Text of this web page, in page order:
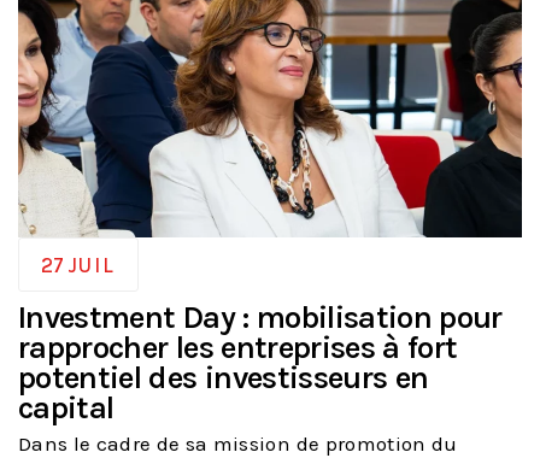
27 JUIL
Investment Day : mobilisation pour
rapprocher les entreprises à fort
potentiel des investisseurs en
capital
Dans le cadre de sa mission de promotion du